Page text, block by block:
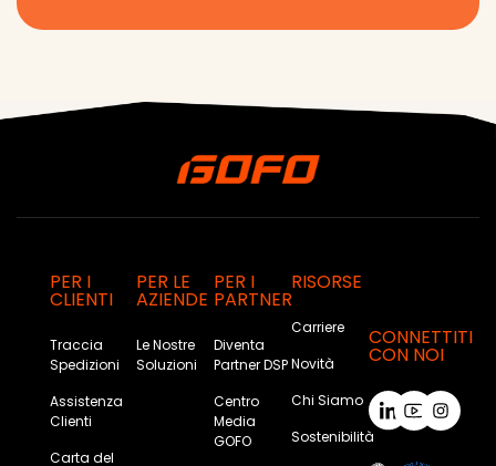
CONNETTITI
CON NOI
PER I
CLIENTI
Traccia
Spedizioni
Assistenza
Clienti
Carta del
PER LE
AZIENDE
Le Nostre
Soluzioni
PER I
PARTNER
Diventa
Partner DSP
Centro
Media
GOFO
RISORSE
Carriere
Novità
Chi Siamo
Sostenibilità